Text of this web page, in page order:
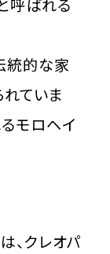
呼ばれる
統的な家
ていま
モロヘイ
、クレオパ